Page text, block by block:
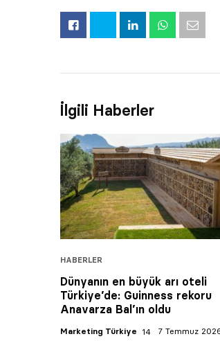
İlgili Haberler
HABERLER
Dünyanın en büyük arı oteli
Türkiye’de: Guinness rekoru
Anavarza Bal’ın oldu
Marketing Türkiye 7 Temmuz